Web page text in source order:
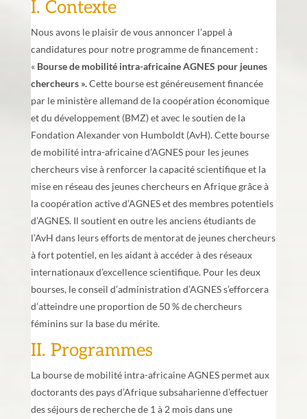
I. Contexte
Nous avons le plaisir de vous annoncer l’appel à
candidatures pour notre programme de financement :
« Bourse de mobilité intra-africaine AGNES pour jeunes
chercheurs ».Cette bourse est généreusement financée
par le ministère allemand de la coopération économique
et du développement (BMZ) et avec le soutien de la
Fondation Alexander von Humboldt (AvH). Cette bourse
de mobilité intra-africaine d’AGNES pour les jeunes
chercheurs vise à renforcer la capacité scientifique et la
mise en réseau des jeunes chercheurs en Afrique grâce à
la coopération active d’AGNES et des membres potentiels
d’AGNES. Il soutient en outre les anciens étudiants de
l’AvH dans leurs efforts de mentorat de jeunes chercheurs
à fort potentiel, en les aidant à accéder à des réseaux
internationaux d’excellence scientifique. Pour les deux
bourses, le conseil d’administration d’AGNES s’efforcera
d’atteindre une proportion de 50 % de chercheurs
féminins sur la base du mérite.
II. Programmes
La bourse de mobilité intra-africaine AGNES permet aux
doctorants des pays d’Afrique subsaharienne d’effectuer
des séjours de recherche de 1 à 2 mois dans une